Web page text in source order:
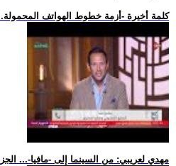
.. كلمة أخيرة -أزمة خطوط الهواتف
.. مهدي لعريبي: من السينما إلى -مافيا-...